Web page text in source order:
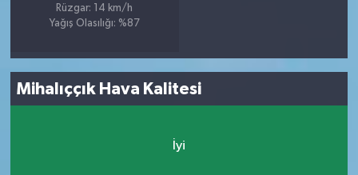
Rüzgar: 14 km/h
Yağış Olasılığı: %87
Mihalıççık Hava Kalitesi
İyi